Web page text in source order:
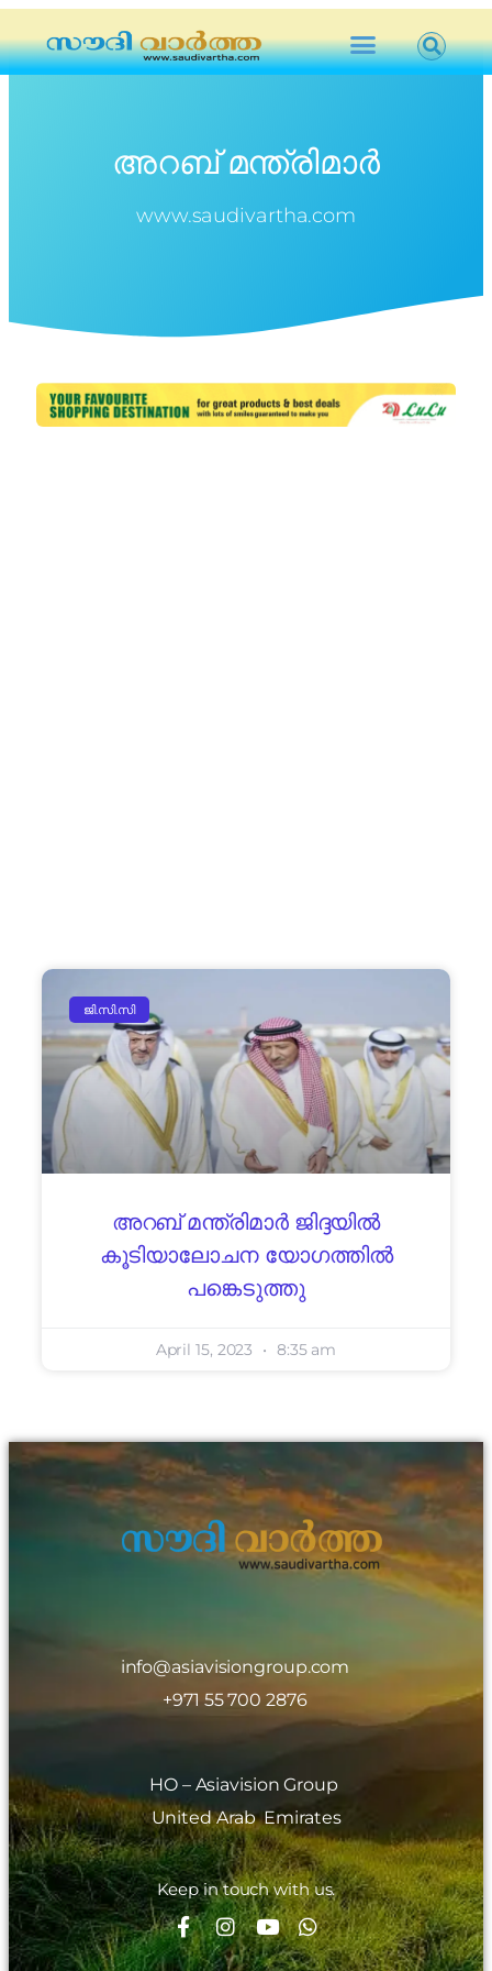
അറബ് മന്ത്രിമാർ
www.saudivartha.com
ജി.സി.സി
അറബ് മന്ത്രിമാർ ജിദ്ദയിൽ
കൂടിയാലോചന യോഗത്തിൽ
പങ്കെടുത്തു
April 15, 2023 8:35 am
info@asiavisiongroup.com
+971 55 700 2876
HO – Asiavision Group
United Arab Emirates
Keep in touch with us.